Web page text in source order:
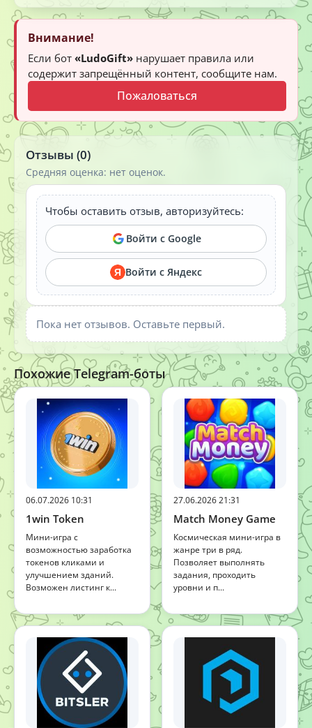
Внимание!
Если бот «LudoGift» нарушает правила или
содержит запрещённый контент, сообщите нам.
Пожаловаться
Отзывы (0)
Средняя оценка: нет оценок.
Чтобы оставить отзыв, авторизуйтесь:
Войти с Google
Я Войти с Яндекс
Пока нет отзывов. Оставьте первый.
Похожие Telegram-боты
06.07.2026 10:31
1win Token
Мини-игра с
возможностью заработка
токенов кликами и
улучшением зданий.
Возможен листинг к...
27.06.2026 21:31
Match Money Game
Космическая мини-игра в
жанре три в ряд.
Позволяет выполнять
задания, проходить
уровни и п...